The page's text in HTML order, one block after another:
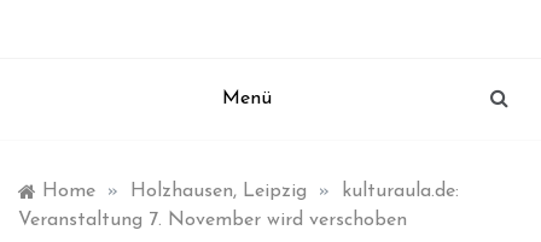
Menü
Home » Holzhausen, Leipzig »
kulturaula.de:
Veranstaltung 7. November wird verschoben